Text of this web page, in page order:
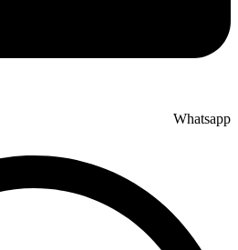
Whatsapp